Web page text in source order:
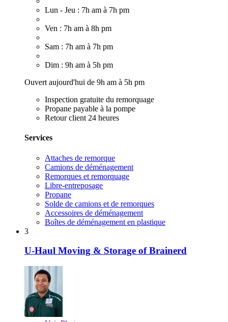
Lun - Jeu : 7h am à 7h pm
Ven : 7h am à 8h pm
Sam : 7h am à 7h pm
Dim : 9h am à 5h pm
Ouvert aujourd'hui de 9h am à 5h pm
Inspection gratuite du remorquage
Propane payable à la pompe
Retour client 24 heures
Services
Attaches de remorque
Camions de déménagement
Remorques et remorquage
Libre-entreposage
Propane
Solde de camions et de remorques
Accessoires de déménagement
Boîtes de déménagement en plastique
3
U-Haul Moving & Storage of Brainerd